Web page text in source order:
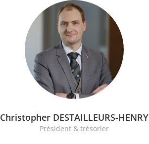
Christopher DESTAILLEURS-HENRY
Président & trésorier